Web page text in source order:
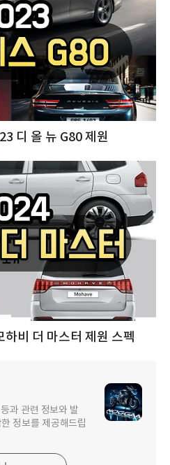
디 올 뉴 G80 제원
비 더 마스터 제원 스펙
과 관련 정보와 발
정보를 제공해드립